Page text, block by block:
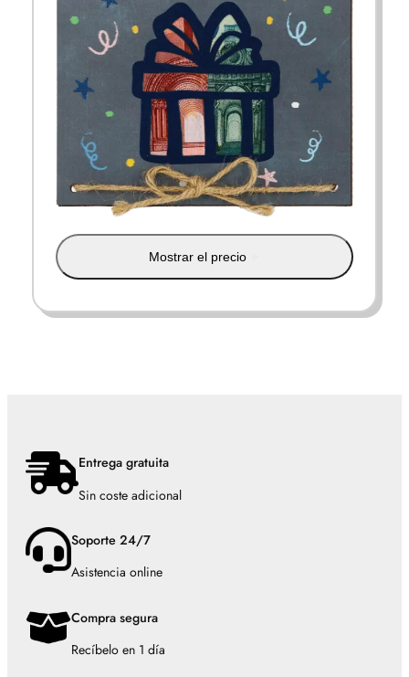
Mostrar el precio
Entrega gratuita
Sin coste adicional
Soporte 24/7
Asistencia online
Compra segura
Recíbelo en 1 día